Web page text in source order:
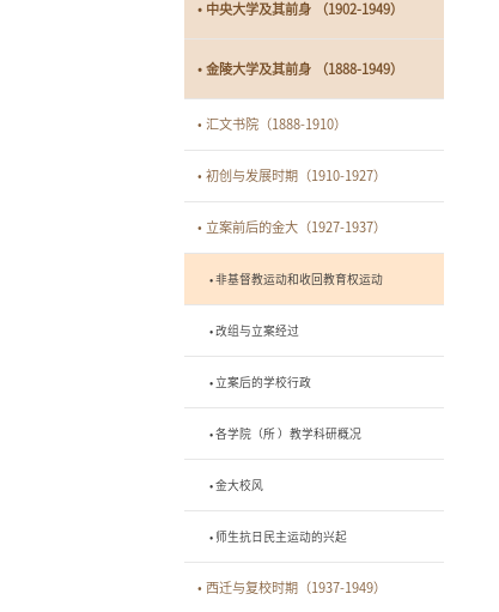
• 中央大学及其前身 （1902-1949）
• 金陵大学及其前身 （1888-1949）
• 汇文书院（1888-1910）
• 初创与发展时期（1910-1927）
• 立案前后的金大（1927-1937）
• 非基督教运动和收回教育权运动
• 改组与立案经过
• 立案后的学校行政
• 各学院（所 ）教学科研概况
• 金大校风
• 师生抗日民主运动的兴起
• 西迁与复校时期（1937-1949）